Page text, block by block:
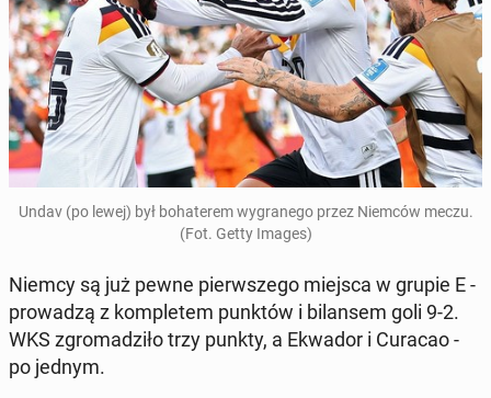
Undav (po lewej) był bo­ha­te­rem wy­gra­ne­go przez Niemców meczu.
(Fot. Getty Images)
Niemcy są już pewne pierw­sze­go miejsca w grupie E -
pro­wa­dzą z kom­ple­tem punktów i bi­lan­sem goli 9-2.
WKS zgro­ma­dzi­ło trzy punkty, a Ekwador i Curacao -
po jednym.